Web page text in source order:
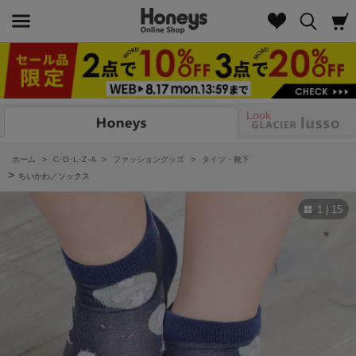
Look
ホーム > C･O･L･Z･A > ファッショングッズ > タイツ・靴下
> ちいかわ／ソックス
1 | 15